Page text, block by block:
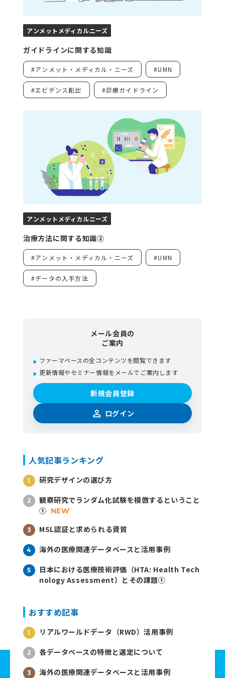
の位置づけ
・適応、有効性・
安全性、用法用
量、費用負担の違
い
・後発品はあるか
・新規薬剤の開発
状況および想定上
市スケジュール
者会、患者が作成
表1. 薬剤の理解に必要な情報
アンメットメディカルニーズ
ガイドラインに関する知識
#アンメット・メディカル・ニーズ #UMN
#エビデンス創出 #診療ガイドライン
アンメットメディカルニーズ
治療方法に関する知識②
#アンメット・メディカル・ニーズ #UMN
#データの入手方法
メール会員の
ご案内
ファーマベースの全コンテンツを閲覧できます
更新情報やセミナー情報をメールでご案内します
新規会員登録
ログイン
人気記事ランキング
研究デザインの選び方
観察研究でランダム化試験を模倣するということ
① NEW
MSL認証と求められる資質
海外の医療関連データベースと活用事例
日本における医療技術評価（HTA: Health Tech
nology Assessment）とその課題①
おすすめ記事
リアルワールドデータ（RWD）活用事例
各データベースの特徴と選定について
海外の医療関連データベースと活用事例